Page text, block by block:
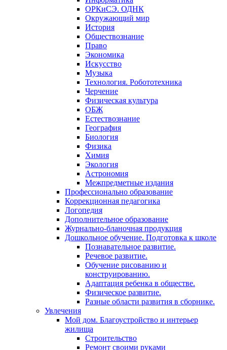
ОРКиСЭ. ОДНК
Окружающий мир
История
Обществознание
Право
Экономика
Искусство
Музыка
Технология. Робототехника
Черчение
Физическая культура
ОБЖ
Естествознание
География
Биология
Физика
Химия
Экология
Астрономия
Межпредметные издания
Профессионально образование
Коррекционная педагогика
Логопедия
Дополнительное образование
Журнально-бланочная продукция
Дошкольное обучение. Подготовка к школе
Познавательное развитие.
Речевое развитие.
Обучение рисованию и
конструированию.
Адаптация ребенка в обществе.
Физическое развитие.
Разные области развития в сборнике.
Увлечения
Мой дом. Благоустройство и интерьер
жилища
Строительство
Ремонт своими руками